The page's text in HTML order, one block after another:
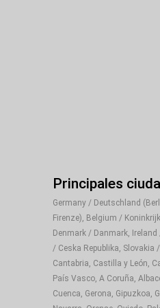
es
Síguenos en redes
Principales
Germany / Deutschland
Firenze), Belgium /
Denmark / Danmark,
/ Ceska Republika, Slovakia
Cantabria, Castilla y León,
País Vasco, A Coruña,
Cuenca, Gerona, Gipuzkoa,